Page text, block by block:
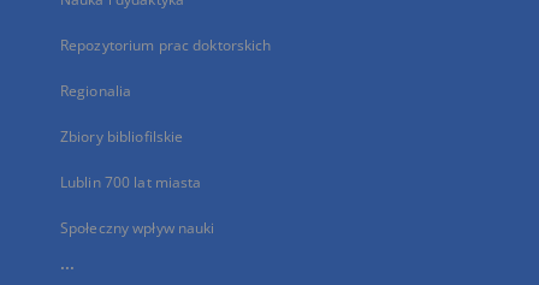
Repozytorium prac doktorskich
Regionalia
Zbiory bibliofilskie
Lublin 700 lat miasta
Społeczny wpływ nauki
...